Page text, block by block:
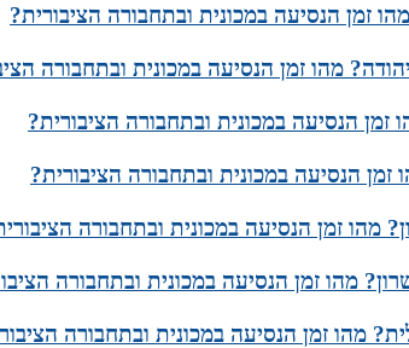
זמן הנסיעה במכונית ובתחבורה הציבורית?
מהו זמן הנסיעה במכונית ובתחבורה
הנסיעה במכונית ובתחבורה הציבורית?
הנסיעה במכונית ובתחבורה הציבורית?
מהו זמן הנסיעה במכונית ובתחבורה
מהו זמן הנסיעה במכונית ובתחבורה
מהו זמן הנסיעה במכונית ובתחבורה